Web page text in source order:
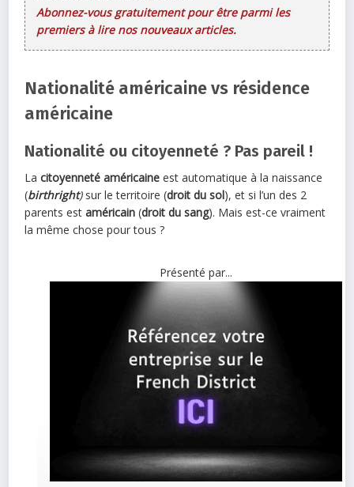
Abonnez-vous gratuitement pour être parmi les
premiers à lire nos nouveaux articles.
Nationalité américaine vs résidence
américaine
Nationalité ou citoyenneté ? Pas pareil !
Lacitoyenneté américaine est automatique à la naissance
(birthright) sur le territoire (droit du sol), et si l’un des 2
parents estaméricain (droit du sang). Mais est-ce vraiment
la même chose pour tous ?
Présenté par...